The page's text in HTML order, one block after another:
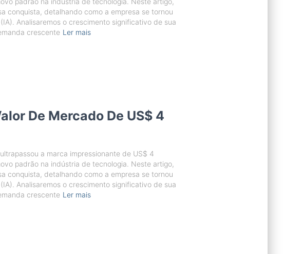
conquista, detalhando como a empresa se tornou
Analisaremos o crescimento significativo de sua
crescente Ler mais
De Mercado De US$ 4
a marca impressionante de US$ 4
padrão na indústria de tecnologia. Neste artigo,
conquista, detalhando como a empresa se tornou
Analisaremos o crescimento significativo de sua
crescente Ler mais